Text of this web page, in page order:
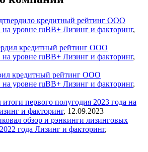
кредитный рейтинг ООО
на уровне ruBВ+ Лизинг и факторинг,
кредитный рейтинг ООО
на уровне ruВB+ Лизинг и факторинг,
кредитный рейтинг ООО
на уровне ruBB+ Лизинг и факторинг,
первого полугодия 2023 года на
и факторинг, 12.09.2023
обзор и рэнкинги лизинговых
года Лизинг и факторинг,